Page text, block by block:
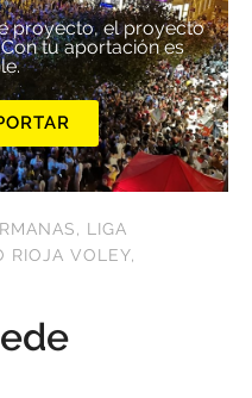
proyecto, el proyecto
tu aportación es
, LIGA
RIOJA VOLEY,